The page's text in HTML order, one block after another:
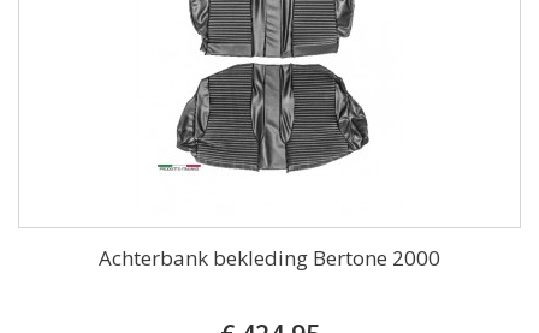
Achterbank bekleding Bertone 2000